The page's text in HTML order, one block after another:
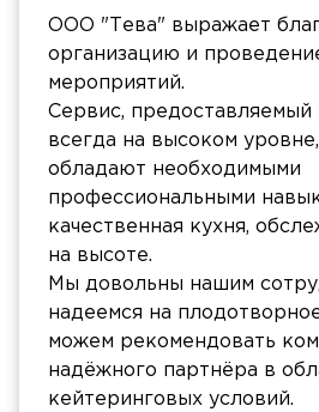
ООО "Тева" выражает
организацию и
мероприятий.
Сервис, предоставляемый
всегда на высоком
обладают необходимыми
профессиональными
качественная кухня,
на высоте.
Мы довольны нашим
надеемся на
можем рекомендовать
надёжного партнёра в
кейтеринговых условий.